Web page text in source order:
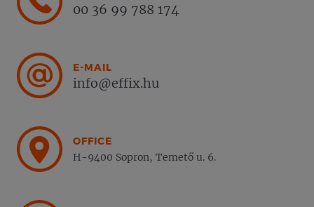
00 36 99 788 174
E-MAIL
info@effix.hu
OFFICE
H-9400 Sopron, Temető u. 6.